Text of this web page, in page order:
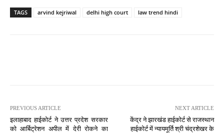
TAGS arvind kejriwal delhi high court law trend hindi
PREVIOUS ARTICLE
इलाहाबाद हाईकोर्ट ने उत्तर प्रदेश सरकार
को आर्बिट्रेशन अपील में देरी रोकने का
NEXT ARTICLE
केंद्र ने झारखंड हाईकोर्ट से राजस्थान
हाईकोर्ट में न्यायमूर्ति श्री चंद्रशेखर के